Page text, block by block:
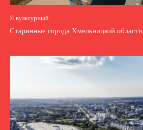
Я культурный
Старинные города Хмельницкой области